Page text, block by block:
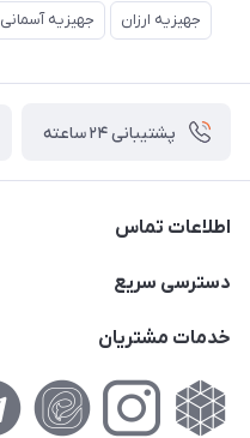
جهیزیه ارزان جهیزیه آسمانی
پشتیبانی ۲۴ ساعته
اطلاعات تماس
02177111474
کوچه گلریز 4 غربی ، پلاک 13
دسترسی سریع
حساب کاربری
لیست محصولات
خدمات مشتریان
راهنمای‌خرید‌آنلاین
حریم خصوصی